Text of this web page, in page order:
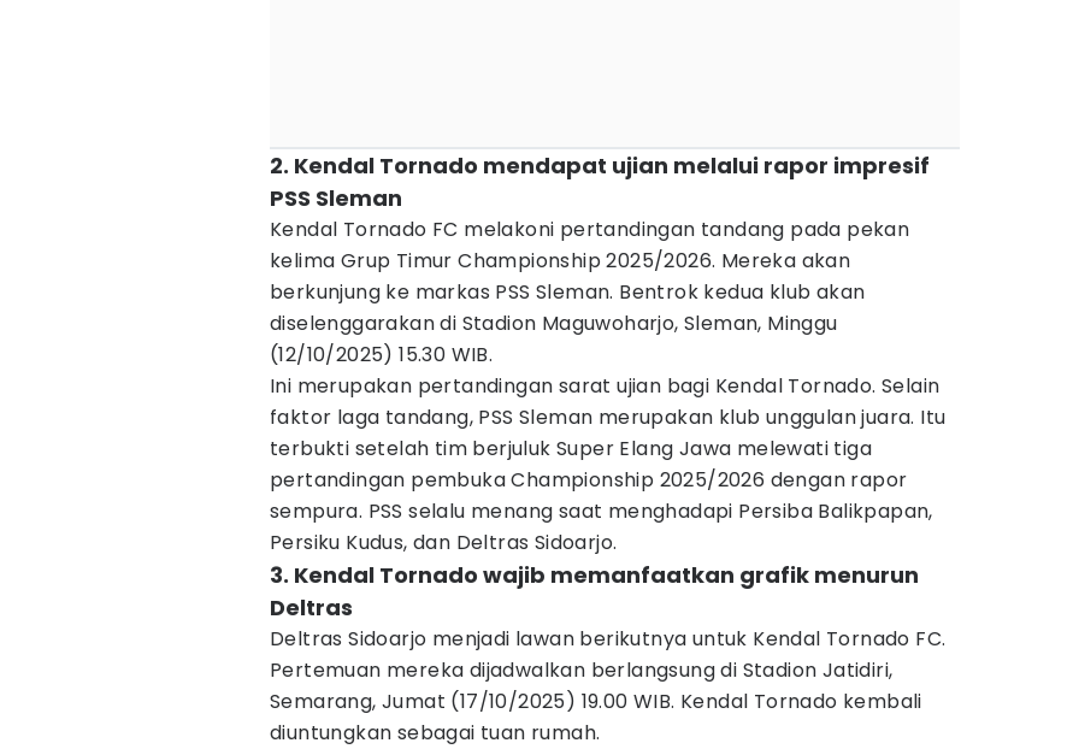
2. Kendal Tornado mendapat ujian melalui rapor impresif
PSS Sleman
Kendal Tornado FC melakoni pertandingan tandang pada pekan
kelima Grup Timur Championship 2025/2026. Mereka akan
berkunjung ke markas PSS Sleman. Bentrok kedua klub akan
diselenggarakan di Stadion Maguwoharjo, Sleman, Minggu
(12/10/2025) 15.30 WIB.
Ini merupakan pertandingan sarat ujian bagi Kendal Tornado. Selain
faktor laga tandang, PSS Sleman merupakan klub unggulan juara. Itu
terbukti setelah tim berjuluk Super Elang Jawa melewati tiga
pertandingan pembuka Championship 2025/2026 dengan rapor
sempura. PSS selalu menang saat menghadapi Persiba Balikpapan,
Persiku Kudus, dan Deltras Sidoarjo.
3. Kendal Tornado wajib memanfaatkan grafik menurun
Deltras
Deltras Sidoarjo menjadi lawan berikutnya untuk Kendal Tornado FC.
Pertemuan mereka dijadwalkan berlangsungdi Stadion Jatidiri,
Semarang, Jumat (17/10/2025) 19.00 WIB. Kendal Tornado kembali
diuntungkan sebagai tuan rumah.